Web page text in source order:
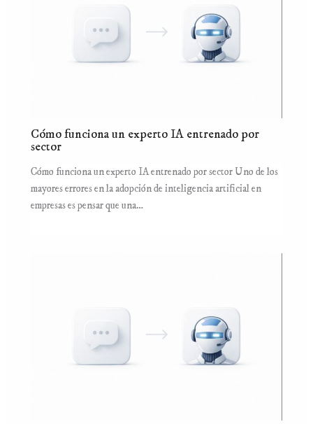
Cómo funciona un experto IA entrenado por
sector
Cómo funciona un experto IA entrenado por sector Uno de los
mayores errores en la adopción de inteligencia artificial en
empresas es pensar que una…